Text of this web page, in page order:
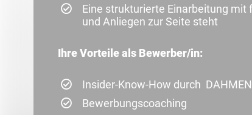
Eine strukturierte Einarbeitung mit
und Anliegen zur Seite steht
Ihre Vorteile als Bewerber/in:
Insider-Know-How durch DAHMEN
Bewerbungscoaching